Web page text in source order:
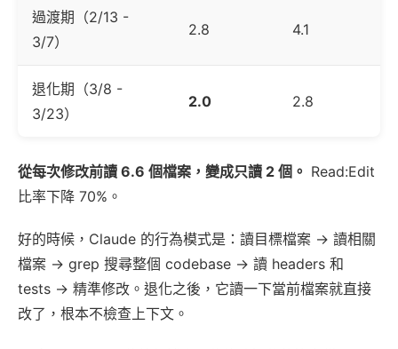
過渡期（2/13 -
3/7）
2.8 4.1
退化期（3/8 -
3/23）
2.0 2.8
從每次修改前讀 6.6 個檔案，變成只讀 2 個。 Read:Edit
比率下降 70%。
好的時候，Claude 的行為模式是：讀目標檔案 → 讀相關
檔案 → grep 搜尋整個 codebase → 讀 headers 和
tests → 精準修改。退化之後，它讀一下當前檔案就直接
改了，根本不檢查上下文。